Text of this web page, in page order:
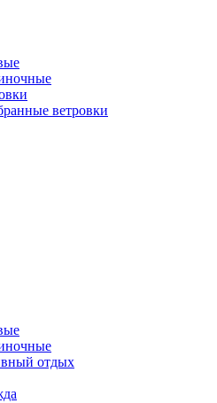
ветровки
отдых